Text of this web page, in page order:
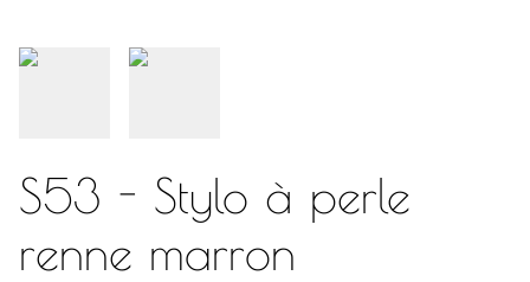
S53 - Stylo à perle
renne marron